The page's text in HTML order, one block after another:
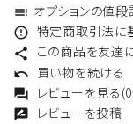
toc オプションの値段
error_outline 特定商取引法に
share この商品を友達
undo 買い物を続ける
forum レビューを見る
rate_review レビューを投稿